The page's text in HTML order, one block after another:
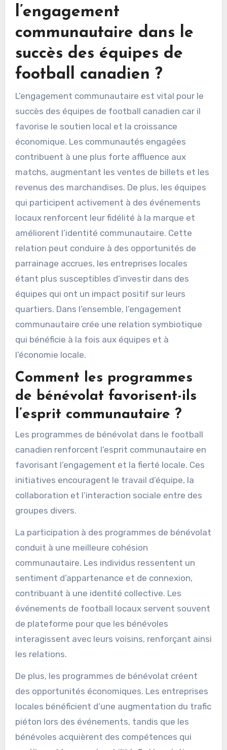
l’engagement
communautaire dans le
succès des équipes de
football canadien ?
L’engagement communautaire est vital pour le
succès des équipes de football canadien car il
favorise le soutien local et la croissance
économique. Les communautés engagées
contribuent à une plus forte affluence aux
matchs, augmentant les ventes de billets et les
revenus des marchandises. De plus, les équipes
qui participent activement à des événements
locaux renforcent leur fidélité à la marque et
améliorent l’identité communautaire. Cette
relation peut conduire à des opportunités de
parrainage accrues, les entreprises locales
étant plus susceptibles d’investir dans des
équipes qui ont un impact positif sur leurs
quartiers. Dans l’ensemble, l’engagement
communautaire crée une relation symbiotique
qui bénéficie à la fois aux équipes et à
l’économie locale.
Comment les programmes
de bénévolat favorisent-ils
l’esprit communautaire ?
Les programmes de bénévolat dans le football
canadien renforcent l’esprit communautaire en
favorisant l’engagement et la fierté locale. Ces
initiatives encouragent le travail d’équipe, la
collaboration et l’interaction sociale entre des
groupes divers.
La participation à des programmes de bénévolat
conduit à une meilleure cohésion
communautaire. Les individus ressentent un
sentiment d’appartenance et de connexion,
contribuant à une identité collective. Les
événements de football locaux servent souvent
de plateforme pour que les bénévoles
interagissent avec leurs voisins, renforçant ainsi
les relations.
De plus, les programmes de bénévolat créent
des opportunités économiques. Les entreprises
locales bénéficient d’une augmentation du trafic
piéton lors des événements, tandis que les
bénévoles acquièrent des compétences qui